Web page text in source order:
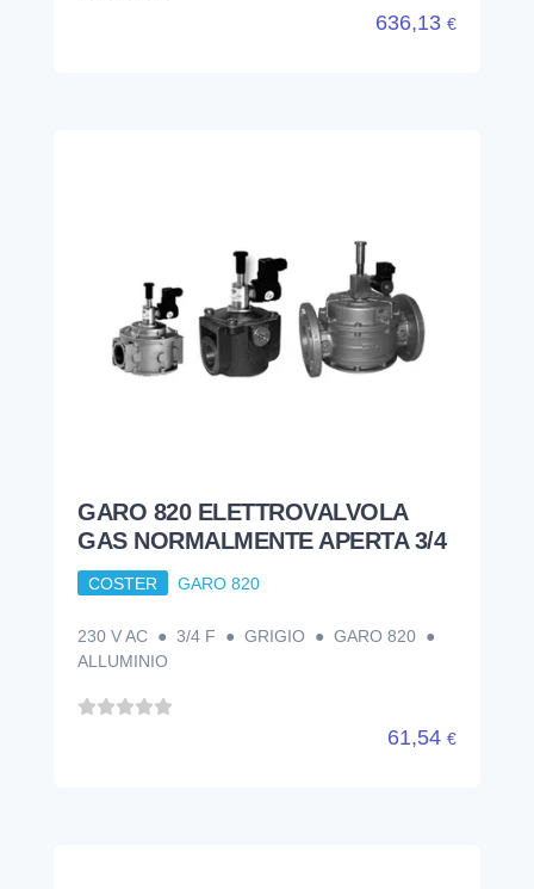
636,13 €
GARO 820 ELETTROVALVOLA
GAS NORMALMENTE APERTA 3/4
COSTER GARO 820
230 V AC ● 3/4 F ● GRIGIO ● GARO 820 ●
ALLUMINIO
61,54 €